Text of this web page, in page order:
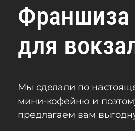
Франшиза
для
Мы сделали по
мини-кофейню и
предлагаем вам